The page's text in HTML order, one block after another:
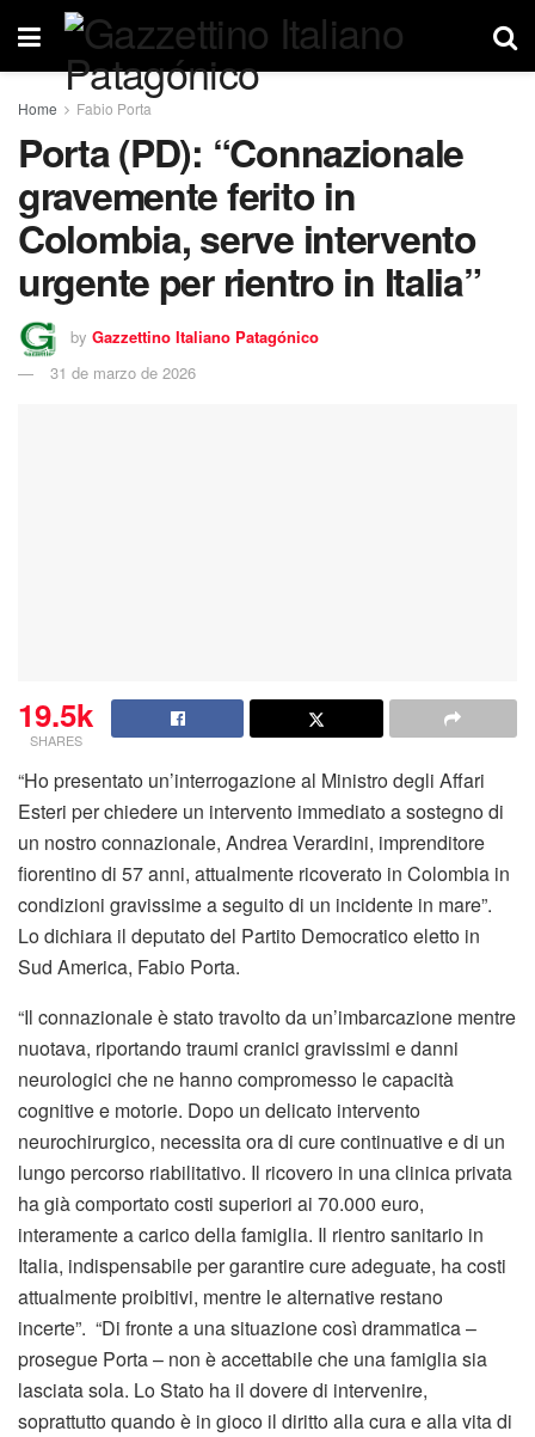
Home Fabio Porta
Porta (PD): “Connazionale
gravemente ferito in
Colombia, serve intervento
urgente per rientro in Italia”
by Gazzettino Italiano Patagónico
31 de marzo de 2026
19.5k
SHARES
“Ho presentato un’interrogazione al Ministro degli Affari
Esteri per chiedere un intervento immediato a sostegno di
un nostro connazionale, Andrea Verardini, imprenditore
fiorentino di 57 anni, attualmente ricoverato in Colombia in
condizioni gravissime a seguito di un incidente in mare”.
Lo dichiara il deputato del Partito Democratico eletto in
Sud America, Fabio Porta.
“Il connazionale è stato travolto da un’imbarcazione mentre
nuotava, riportando traumi cranici gravissimi e danni
neurologici che ne hanno compromesso le capacità
cognitive e motorie. Dopo un delicato intervento
neurochirurgico, necessita ora di cure continuative e di un
lungo percorso riabilitativo. Il ricovero in una clinica privata
ha già comportato costi superiori ai 70.000 euro,
interamente a carico della famiglia. Il rientro sanitario in
Italia, indispensabile per garantire cure adeguate, ha costi
attualmente proibitivi, mentre le alternative restano
incerte”. “Di fronte a una situazione così drammatica –
prosegue Porta – non è accettabile che una famiglia sia
lasciata sola. Lo Stato ha il dovere di intervenire,
soprattutto quando è in gioco il diritto alla cura e alla vita di